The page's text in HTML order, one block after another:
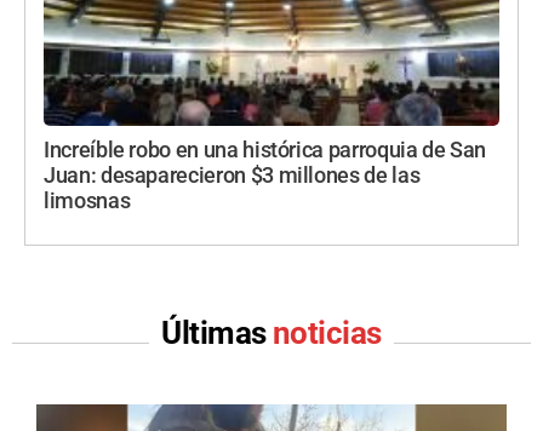
Increíble robo en una histórica parroquia de San
Juan: desaparecieron $3 millones de las
limosnas
Últimas noticias